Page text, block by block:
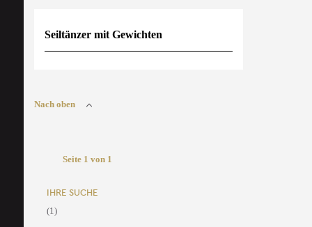
Seiltänzer mit Gewichten
Nach oben
Seite 1 von 1
IHRE SUCHE
(1)